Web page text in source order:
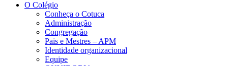
O Colégio
Conheça o Cotuca
Administração
Congregação
Pais e Mestres – APM
Identidade organizacional
Equipe